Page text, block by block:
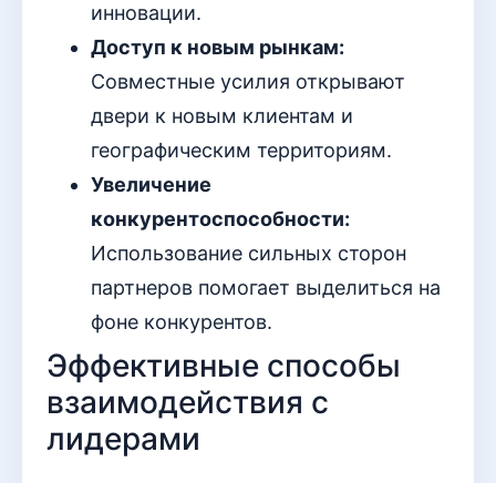
инновации.
Доступ к новым рынкам:
Совместные усилия открывают
двери к новым клиентам и
географическим территориям.
Увеличение
конкурентоспособности:
Использование сильных сторон
партнеров помогает выделиться на
фоне конкурентов.
Эффективные способы
взаимодействия с
лидерами